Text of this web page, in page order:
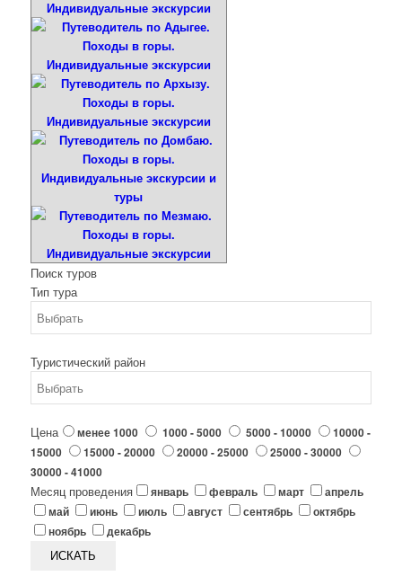
Поиск туров
Тип тура
Туристический район
Цена менее 1000 1000 - 5000 5000 - 10000
10000 -
15000
15000 - 20000 20000 - 25000
25000 - 30000
30000 - 41000
Месяц проведения январь февраль март
апрель
май
июнь июль август сентябрь
октябрь
ноябрь
декабрь